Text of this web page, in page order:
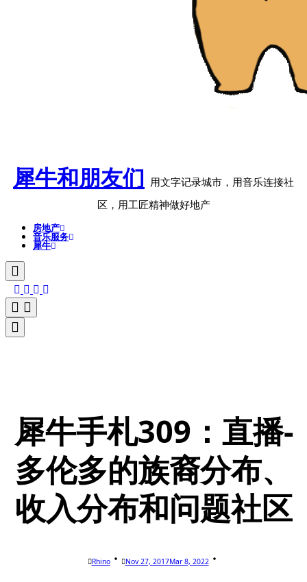
犀牛和朋友们 用文字记录城市，用音乐连接社
区，用工匠精神做好地产
房地产
音乐服务
犀牛
犀牛手札309：直播-
多伦多的族裔分布、
收入分布和问题社区
Rhino Nov 27, 2017Mar 8, 2022